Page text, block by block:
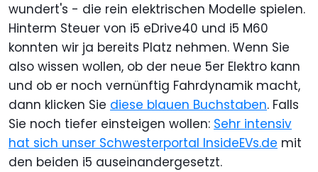
wundert's - die rein elektrischen Modelle spielen.
Hinterm Steuer von i5 eDrive40 und i5 M60
konnten wir ja bereits Platz nehmen. Wenn Sie
also wissen wollen, ob der neue 5er Elektro kann
und ob er noch vernünftig Fahrdynamik macht,
dann klicken Sie diese blauen Buchstaben. Falls
Sie noch tiefer einsteigen wollen: Sehr intensiv
hat sich unser Schwesterportal InsideEVs.de mit
den beiden i5 auseinandergesetzt.